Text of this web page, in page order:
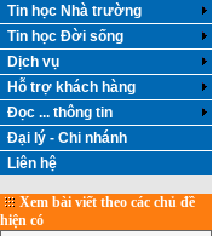
Tin học Nhà trường
Tin học Đời sống
Dịch vụ
Hỗ trợ khách hàng
Đọc ... thông tin
Đại lý - Chi nhánh
Liên hệ
Xem bài viết theo các chủ đề
hiện có